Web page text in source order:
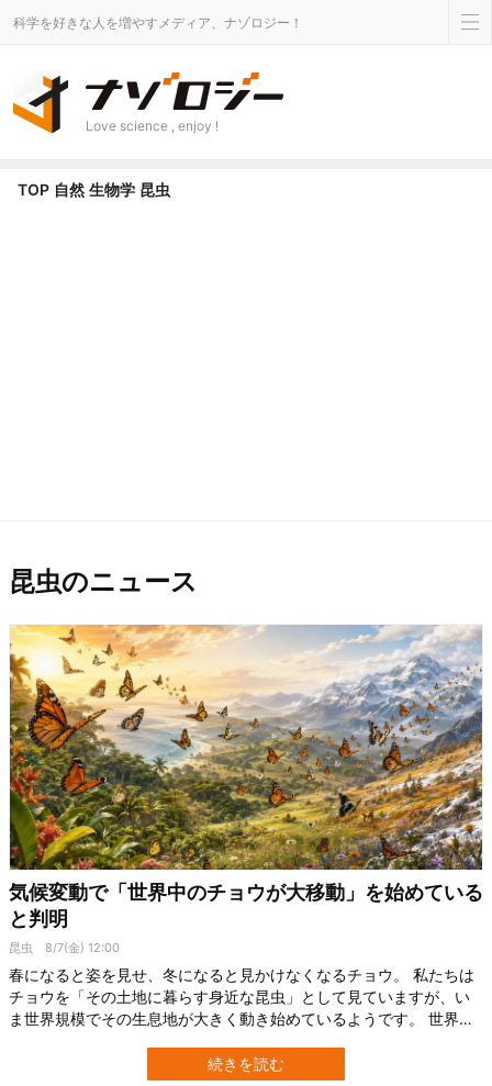
科学を好きな人を増やすメディア、ナゾロジー！
Love science , enjoy !
TOP 自然 生物学 昆虫
昆虫のニュース
気候変動で「世界中のチョウが大移動」を始めている
と判明
昆虫 8/7(金) 12:00
春になると姿を見せ、冬になると見かけなくなるチョウ。 私たちは
チョウを「その土地に暮らす身近な昆虫」として見ていますが、い
ま世界規模でその生息地が大きく動き始めているようです。 世界中
チョウは、世界で知られている種の約10%に相当し、その変化の多
続きを読む